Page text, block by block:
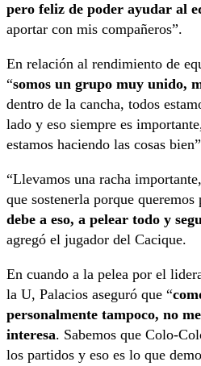
pero feliz de poder ayudar al
aportar con mis compañeros”.
En relación al rendimiento de
“somos un grupo muy unido,
dentro de la cancha, todos
lado y eso siempre es
estamos haciendo las cosas
“Llevamos una racha
que sostenerla porque
debe a eso, a pelear todo y
agregó el jugador del Cacique.
En cuando a la pelea por el
la U, Palacios aseguró que “
personalmente tampoco, no
interesa. Sabemos que Colo-
los partidos y eso es lo que